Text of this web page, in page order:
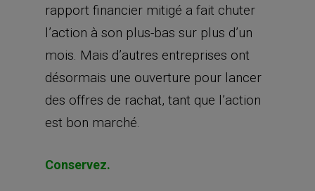
rapport financier mitigé a fait chuter
l’action à son plus-bas sur plus d’un
mois. Mais d’autres entreprises ont
désormais une ouverture pour lancer
des offres de rachat, tant que l’action
est bon marché.
Conservez.